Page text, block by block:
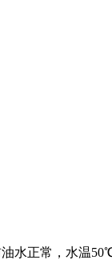
水正常，水温